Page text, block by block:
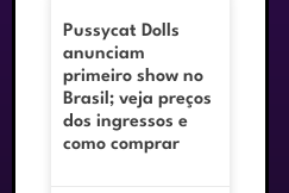
Pussycat Dolls
anunciam
primeiro show no
Brasil; veja preços
dos ingressos e
como comprar